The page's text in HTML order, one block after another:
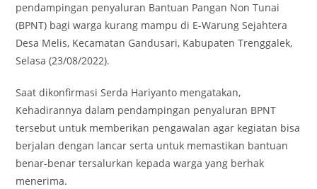
pendampingan penyaluran Bantuan Pangan Non Tunai
(BPNT) bagi warga kurang mampu di E-Warung Sejahtera
Desa Melis, Kecamatan Gandusari, Kabupaten Trenggalek,
Selasa (23/08/2022).
Saat dikonfirmasi Serda Hariyanto mengatakan,
Kehadirannya dalam pendampingan penyaluran BPNT
tersebut untuk memberikan pengawalan agar kegiatan bisa
berjalan dengan lancar serta untuk memastikan bantuan
benar-benar tersalurkan kepada warga yang berhak
menerima.